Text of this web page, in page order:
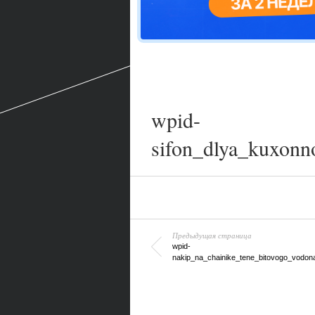
wpid-
Предыдущая страница
wpid-